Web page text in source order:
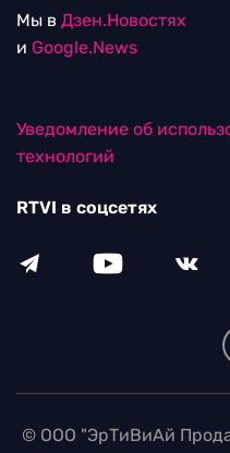
Мы в Дзен.Новостях
и Google.News
Уведомление об
технологий
RTVI в соцсетях
© ООО "ЭрТиВиАй